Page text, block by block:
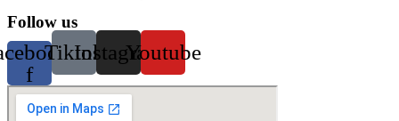
Follow us
f
TiktokInstagramYoutube